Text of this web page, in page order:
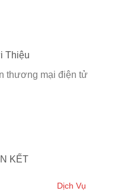
Thiệu
thương mại điện tử
KẾT
Dịch Vụ